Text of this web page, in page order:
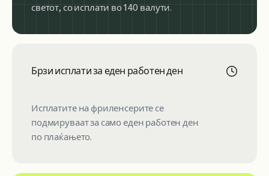
светот, со исплати во 140 валути.
Брзи исплати за еден работен ден
Исплатите на фриленсерите се
подмируваат за само еден работен ден
по плаќањето.